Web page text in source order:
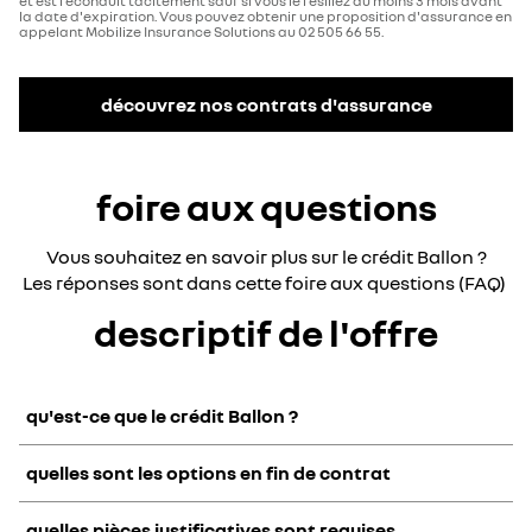
la date d'expiration. Vous pouvez obtenir une proposition d'assurance en
appelant Mobilize Insurance Solutions au 02 505 66 55.
découvrez nos contrats d'assurance
foire aux questions
Vous souhaitez en savoir plus sur le crédit Ballon ?
Les réponses sont dans cette foire aux questions (FAQ)
descriptif de l'offre
qu'est-ce que le crédit Ballon ?
Il s'agit d'un prêt à tempérament avec une dernière
quelles sont les options en fin de contrat